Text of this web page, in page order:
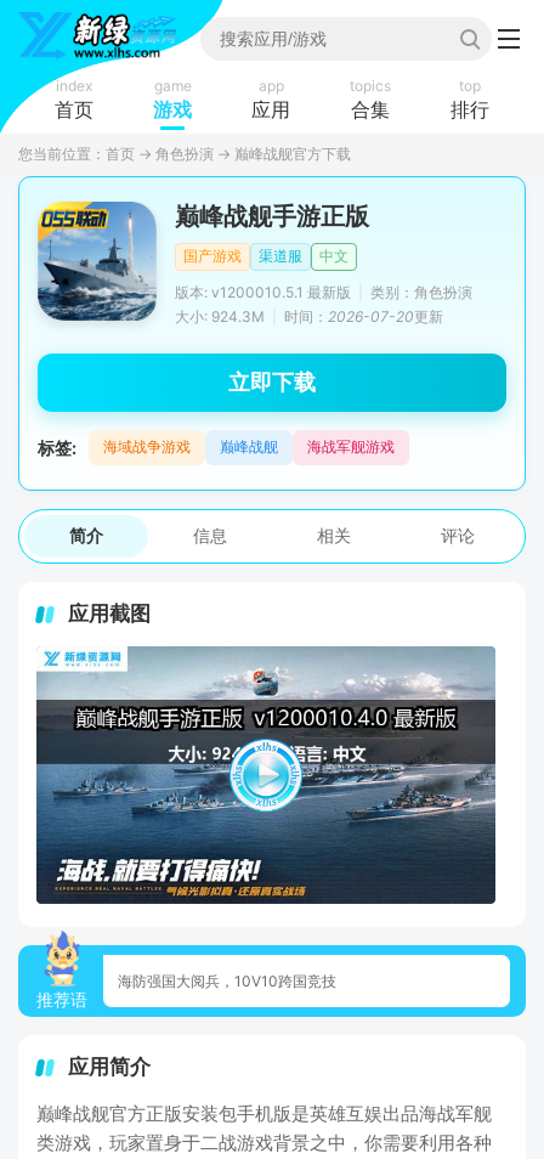
index
首页
game
游戏
app
应用
topics
合集
top
排行
您当前位置： 首页 → 角色扮演 → 巅峰战舰官方下载
巅峰战舰手游正版
国产游戏 渠道服
中文
版本: v1200010.5.1 最新版
类别：角色扮演
大小: 924.3M
时间： 2026-07-20更新
立即下载
标签: 海域战争游戏 巅峰战舰 海战军舰游戏
简介 信息 相关 评论
应用截图
推荐语
海防强国大阅兵，10V10跨国竞技
应用简介
巅峰战舰官方正版安装包手机版是英雄互娱出品海战军舰
类游戏，玩家置身于二战游戏背景之中，你需要利用各种